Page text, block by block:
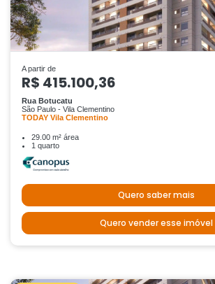
A partir de
R$ 415.100,36
Rua Botucatu
São Paulo - Vila Clementino
TODAY Vila Clementino
29.00 m² área
1 quarto
Quero saber mais
Quero vender esse imóvel